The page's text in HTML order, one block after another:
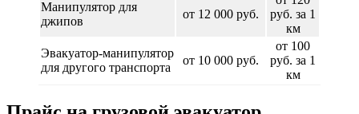
Манипулятор для
джипов
от 12 000 руб.
руб. за 1
км
Эвакуатор-манипулятор
для другого транспорта
от 10 000 руб.
от 100
руб. за 1
км